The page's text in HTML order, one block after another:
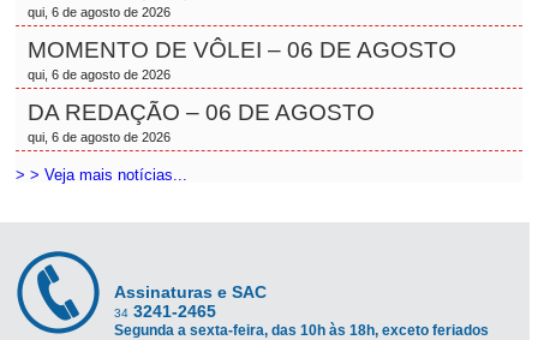
qui, 6 de agosto de 2026
MOMENTO DE VÔLEI – 06 DE AGOSTO
qui, 6 de agosto de 2026
DA REDAÇÃO – 06 DE AGOSTO
qui, 6 de agosto de 2026
> > Veja mais notícias...
Assinaturas e SAC
34 3241-2465
Segunda a sexta-feira, das 10h às 18h, exceto feriados